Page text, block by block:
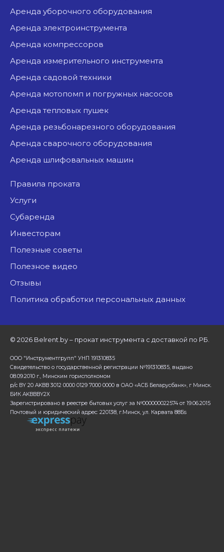
аренда уборочного оборудования
аренда электроинструмента
аренда компрессоров
аренда измерительного инструмента
аренда садовой техники
аренда мотопомп и погружных насосов
аренда тепловых пушек
аренда резьбонарезного оборудования
аренда сварочного оборудования
аренда шлифовальных машин
Правила проката
Услуги
Субаренда
Инвесторам
Полезные советы
Полезное видео
Отзывы
Политика обработки персональных данных
© 2026 Belrent.by – прокат инструмента с доставкой по РБ.
ООО "Инструментгрупп" УНП 191310835
Свидетельство о государственной регистрации №191310835, выдано
08.09.2010 г., Минским горисполкомом
р/с BY 20 AKBB 3012 0000 0129 7000 0000 в ОАО «АСБ Беларусбанк», г Минск.
БИК AKBBBY2X
Зарегистрировано в реестре бытовых услуг за №000000022574 от 19.06.2015
Почтовый и юридический адрес: 220138, г.Минск, ул. Карвата 88Бs